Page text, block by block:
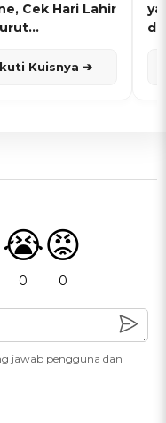
Cek Hari Lahir
Kuisnya ➔
😭
0
😡
0
jawab pengguna dan